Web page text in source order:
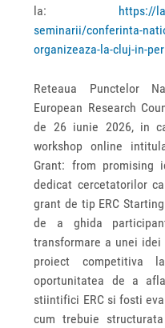
la: https://
seminarii/conferinta-
organizeaza-la-cluj-in-
Reteaua Punctelor
European Research
de 26 iunie 2026, in
workshop online
Grant: from promising
dedicat cercetatorilor
grant de tip ERC
de a ghida
transformare a unei
proiect competitiva
oportunitatea de a
stiintifici ERC si fosti
cum trebuie